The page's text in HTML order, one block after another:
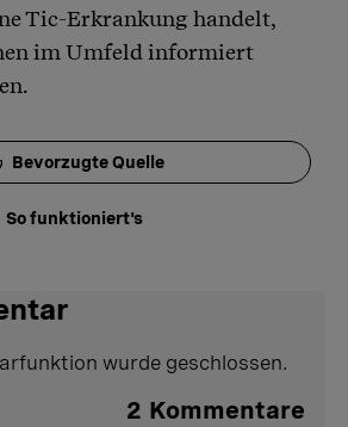
Tic-Erkrankung handelt,
im Umfeld informiert
Bevorzugte Quelle
So funktioniert's
wurde geschlossen.
2 Kommentare